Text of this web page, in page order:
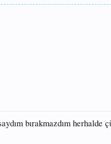
bırakmazdım herhalde